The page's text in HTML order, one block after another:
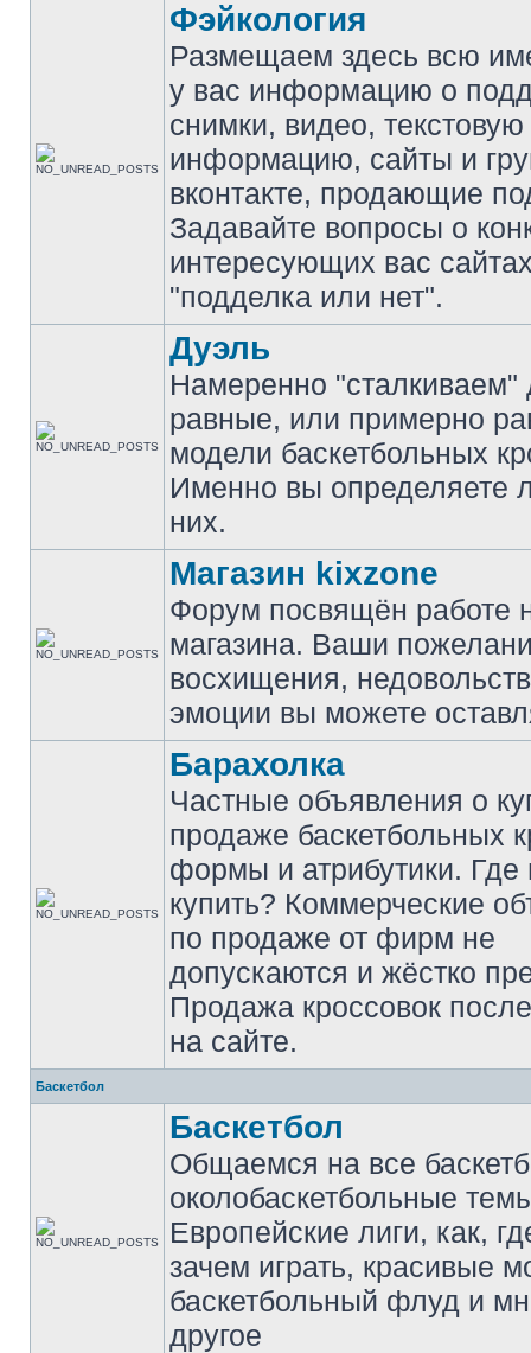
Фэйкология
Размещаем здесь всю
у вас информацию о
снимки, видео, текстовую
информацию, сайты и
вконтакте, продающие
Задавайте вопросы о
интересующих вас
"подделка или нет".
Дуэль
Намеренно "сталкиваем"
равные, или примерно
модели баскетбольных
Именно вы определяете
них.
Магазин kixzone
Форум посвящён работе
магазина. Ваши
восхищения,
эмоции вы можете
Барахолка
Частные объявления о
продаже баскетбольных
формы и атрибутики. Где
купить? Коммерческие
по продаже от фирм не
допускаются и жёстко
Продажа кроссовок
на сайте.
Баскетбол
Баскетбол
Общаемся на все
околобаскетбольные
Европейские лиги, как,
зачем играть, красивые
баскетбольный флуд и
другое